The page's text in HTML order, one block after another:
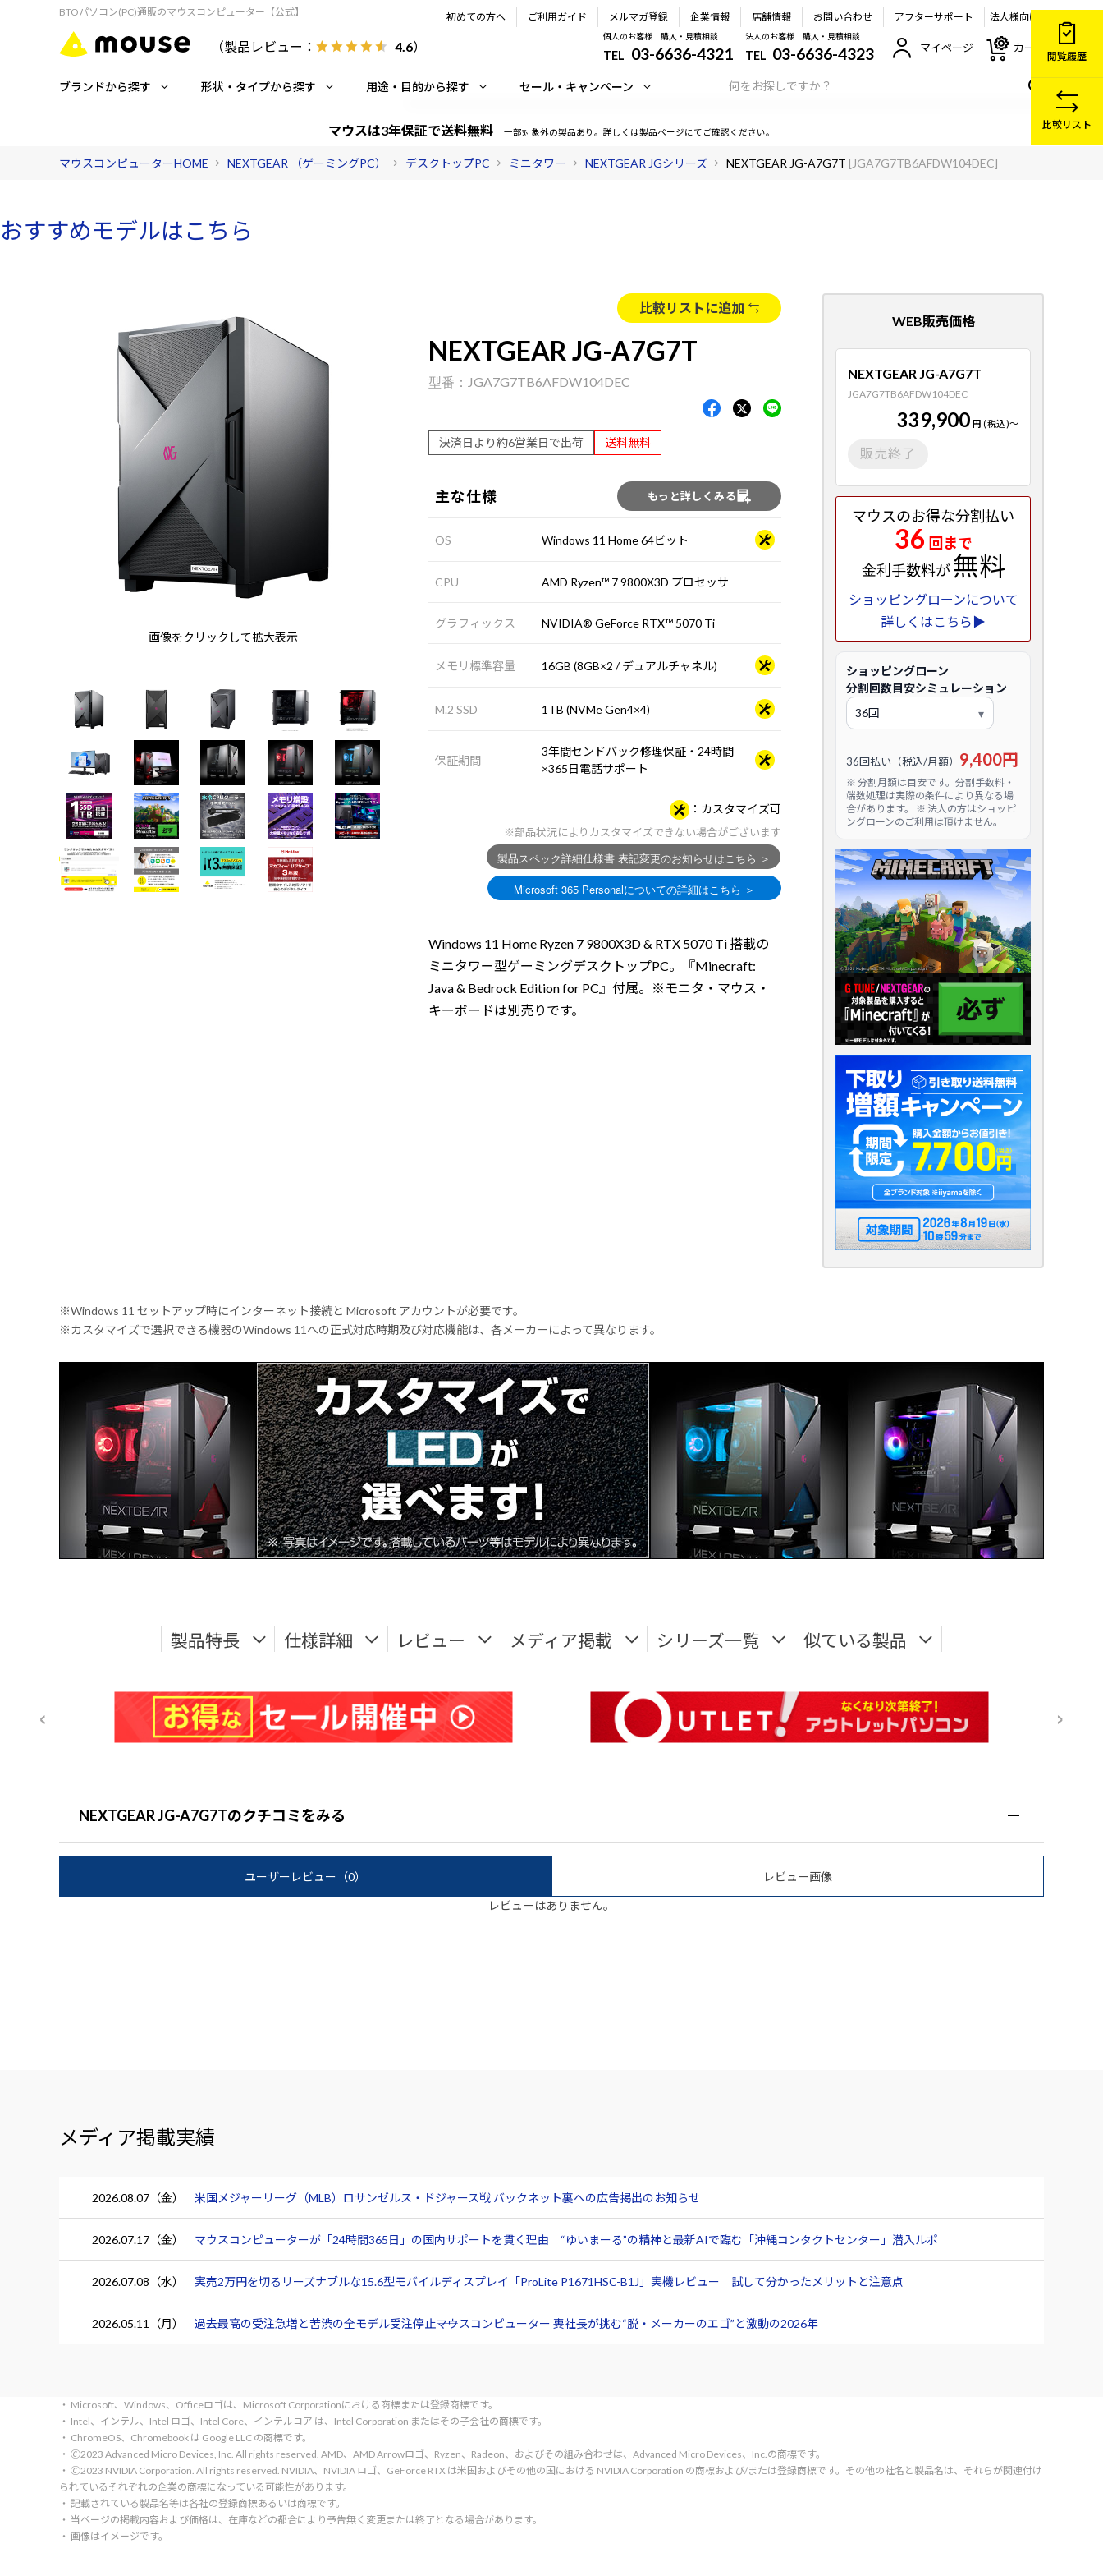
BTOパソコン(PC)通販のマウスコンピューター【公式】
（製品レビュー： 4.6）
初めての方へ ご利用ガイド メルマガ登録 企業情報 店舗情報 お問い合わせ アフターサポート 法人様向け
個人のお客様 購入・見積相談
TEL 03-6636-4321
法人のお客様 購入・見積相談
TEL 03-6636-4323 マイページ カート
ブランドから探す 形状・タイプから探す 用途・目的から探す セール・キャンペーン
マウスは3年保証で送料無料 一部対象外の製品あり。詳しくは製品ページにてご確認ください。
マウスコンピューターHOME NEXTGEAR （ゲーミングPC） デスクトップPC ミニタワー NEXTGEAR JGシリーズ NEXTGEAR JG-A7G7T [JGA7G7TB6AFDW104DEC]
おすすめモデルはこちら
画像をクリックして拡大表示
比較リストに追加
NEXTGEAR JG-A7G7T
JGA7G7TB6AFDW104DEC
決済日より約6営業日で出荷 送料無料
主な仕様 もっと詳しくみる
OS Windows 11 Home 64ビット
CPU AMD Ryzen™ 7 9800X3D プロセッサ
グラフィックス NVIDIA® GeForce RTX™ 5070 Ti
メモリ標準容量 16GB (8GB×2 / デュアルチャネル)
M.2 SSD 1TB (NVMe Gen4×4)
保証期間
3年間センドバック修理保証・24時間
×365日電話サポート
カスタマイズ可
※部品状況によりカスタマイズできない場合がございます
Windows 11 Home Ryzen 7 9800X3D & RTX 5070 Ti 搭載の
ミニタワー型ゲーミングデスクトップPC。『Minecraft:
Java & Bedrock Edition for PC』付属。※モニタ・マウス・
キーボードは別売りです。
WEB販売価格
NEXTGEAR JG-A7G7T
JGA7G7TB6AFDW104DEC
339,900 円 (税込)～
販売終了
マウスのお得な分割払い
36 回まで
金利手数料が無料
ショッピングローンについて
詳しくはこちら▶
ショッピングローン
分割回数目安シミュレーション
36回払い（税込/月額） 9,400円
※ 分割月額は目安です。分割手数料・
端数処理は実際の条件により異なる場
合があります。 ※ 法人の方はショッピ
ングローンのご利用は頂けません。
※Windows 11 セットアップ時にインターネット接続と Microsoft アカウントが必要です。
※カスタマイズで選択できる機器のWindows 11への正式対応時期及び対応機能は、各メーカーによって異なります。
製品特長 仕様詳細 レビュー メディア掲載 シリーズ一覧 似ている製品
NEXTGEAR JG-A7G7Tのクチコミをみる
ユーザーレビュー （0） レビュー画像
レビューはありません。
メディア掲載実績
2026.08.07（金） 米国メジャーリーグ（MLB）ロサンゼルス・ドジャース戦 バックネット裏への広告掲出のお知らせ
2026.07.17（金） マウスコンピューターが「24時間365日」の国内サポートを貫く理由 “ゆいまーる”の精神と最新AIで臨む「沖縄コンタクトセンター」潜入ルポ
2026.07.08（水） 実売2万円を切るリーズナブルな15.6型モバイルディスプレイ「ProLite P1671HSC-B1J」実機レビュー 試して分かったメリットと注意点
2026.05.11（月） 過去最高の受注急増と苦渋の全モデル受注停止――マウスコンピューター 軣社長が挑む“脱・メーカーのエゴ”と激動の2026年
・ Microsoft、Windows、Officeロゴは、Microsoft Corporationにおける商標または登録商標です。
・ Intel、インテル、Intel ロゴ、Intel Core、インテルコア は、Intel Corporation またはその子会社の商標です。
・ ChromeOS、Chromebook は Google LLC の商標です。
・ 🄫2023 Advanced Micro Devices, Inc. All rights reserved. AMD、AMD Arrowロゴ、Ryzen、Radeon、およびその組み合わせは、Advanced Micro Devices、Inc.の商標です。
・ 🄫2023 NVIDIA Corporation. All rights reserved. NVIDIA、NVIDIA ロゴ、GeForce RTX は米国およびその他の国における NVIDIA Corporation の商標および/または登録商標です。その他の社名と製品名は、それらが関連付け
られているそれぞれの企業の商標になっている可能性があります。
・ 記載されている製品名等は各社の登録商標あるいは商標です。
・ 当ページの掲載内容および価格は、在庫などの都合により予告無く変更または終了となる場合があります。
・ 画像はイメージです。
閲覧履歴
比較リスト